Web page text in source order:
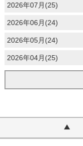
2026年07月(25)
2026年06月(24)
2026年05月(24)
2026年04月(25)